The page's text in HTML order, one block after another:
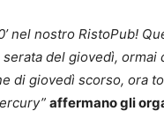
nel nostro RistoPub!
del giovedì, ormai
di giovedì scorso, ora
affermano gli